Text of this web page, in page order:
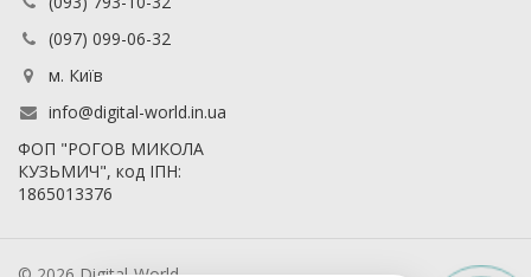
(097) 099-06-32
м. Київ
info@digital-world.in.ua
ФОП "РОГОВ МИКОЛА
КУЗЬМИЧ", код ІПН:
1865013376